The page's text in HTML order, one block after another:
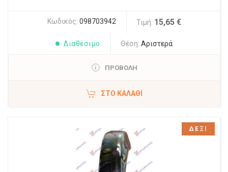
Κωδικός: 098703942 Τιμή: 15,65 €
Διαθέσιμο Θέση: Αριστερά
ΠΡΟΒΟΛΗ
ΣΤΟ ΚΑΛΆΘΙ
ΔΕΞΙ